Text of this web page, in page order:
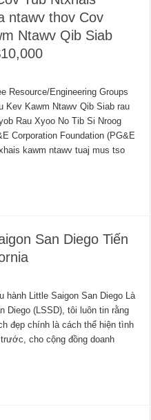
ntawv thov Cov
Ntawv Qib Siab
Resource/Engineering Groups
Kev Kawm Ntawv Qib Siab rau
Rau Xyoo No Tib Si Nroog
Corporation Foundation (PG&E
kawm ntawv tuaj mus tso
San Diego Tiến
hành Little Saigon San Diego Là
Diego (LSSD), tôi luôn tin rằng
đẹp chính là cách thể hiện tình
cho cộng đồng doanh